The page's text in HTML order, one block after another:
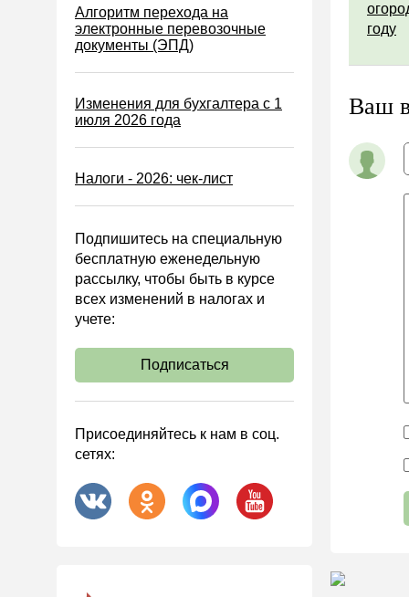
Статистика
Самозанятые
Банк
Онлайн-кассы ККТ ККМ
деятельности (АХД)
Охрана труда и аттестация
Охрана труда
Валютные операции
Налоговая система РФ
Налоговое планирование
Договоры
АО
Алгоритм перехода на
электронные перевозочные
документы (ЭПД)
Изменения для бухгалтера с 1
июля 2026 года
Налоги - 2026: чек-лист
Подпишитесь на специальную
бесплатную еженедельную
рассылку, чтобы быть в курсе
всех изменений в налогах и
учете:
Подписаться
Присоединяйтесь к нам в соц.
сетях:
году
Ваш